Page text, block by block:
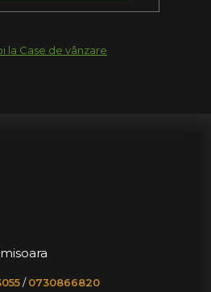
la Case de vânzare
/0730866820